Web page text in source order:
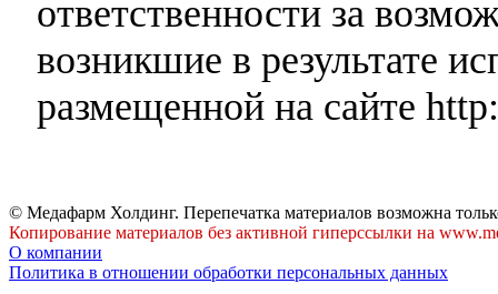
ответственности за
возникшие в результате
размещенной на сайте
© Медафарм Холдинг. Перепечатка материалов возможна
Копирование материалов без активной гиперссылки на
О компании
Политика в отношении обработки персональных данных